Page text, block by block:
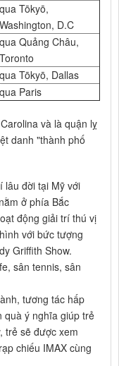
qua Tōkyō,
Washington, D.C
qua Quảng Châu,
Toronto
qua Tōkyō, Dallas
qua Paris
và là quận lỵ
danh "thành phố
lâu đời tại Mỹ với
ở phía Bắc
động giải trí thú vị
với bức tượng
Griffith Show.
sân tennis, sân
tương tác hấp
quà ý nghĩa giúp trẻ
trẻ sẽ được xem
chiếu IMAX cùng